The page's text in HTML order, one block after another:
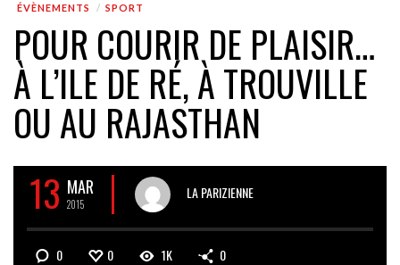
ÉVÈNEMENTS SPORT
POUR COURIR DE PLAISIR…
À L’ILE DE RÉ, À TROUVILLE
OU AU RAJASTHAN
13 MAR
2015
LA PARIZIENNE
0 0 1K 0